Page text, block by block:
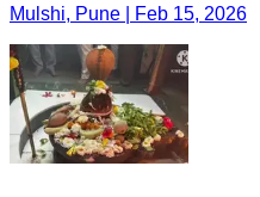
Mulshi, Pune | Feb 15, 2026